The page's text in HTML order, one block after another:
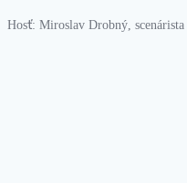
Hosť: Miroslav Drobný, scenárista